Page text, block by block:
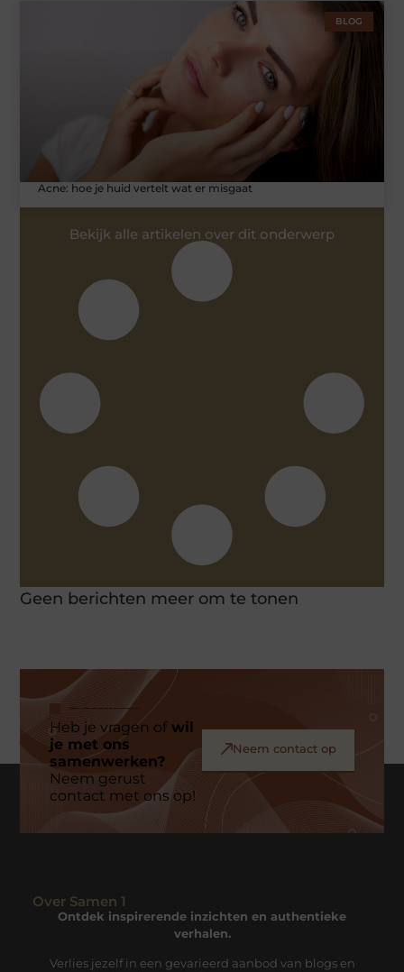
BLOG
Acne: hoe je huid vertelt wat er misgaat
Bekijk alle artikelen over dit onderwerp
Geen berichten meer om te tonen
Heb je vragen ofwil
je met ons
samenwerken?
Neem gerust
contact met ons op!
Neem contact op
Over Samen 1
Ontdek inspirerende inzichten en authentieke
verhalen.
Verlies jezelf in een gevarieerd aanbod van blogs en